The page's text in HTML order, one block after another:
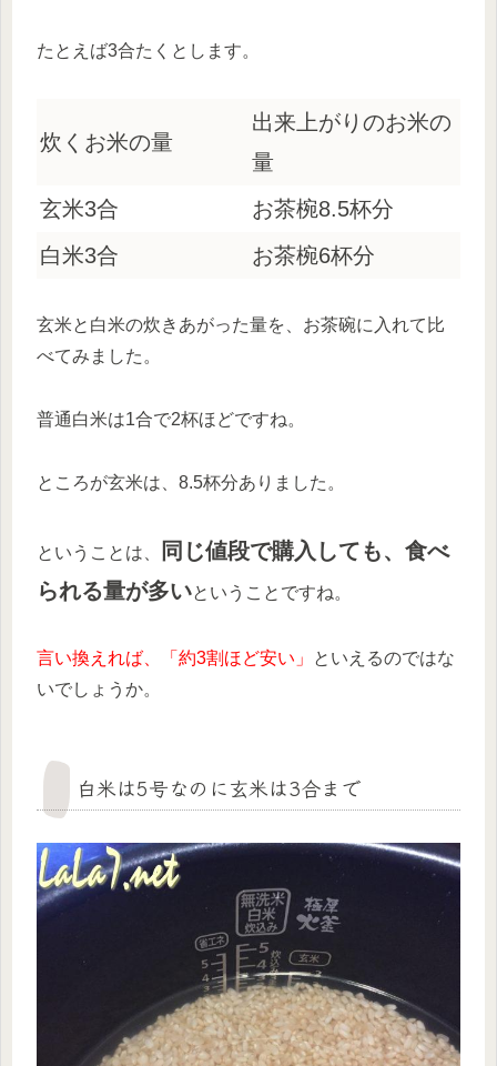
たとえば3合たくとします。
炊くお米の量
出来上がりのお米の
量
玄米3合
お茶椀8.5杯分
白米3合
お茶椀6杯分
玄米と白米の炊きあがった量を、お茶碗に入れて比
べてみました。
普通白米は1合で2杯ほどですね。
ところが玄米は、8.5杯分ありました。
ということは、
同じ値段で購入しても、食べ
られる量が多いということですね。
言い換えれば、「約3割ほど安い」
といえるのではな
いでしょうか。
白米は5号なのに玄米は3合まで